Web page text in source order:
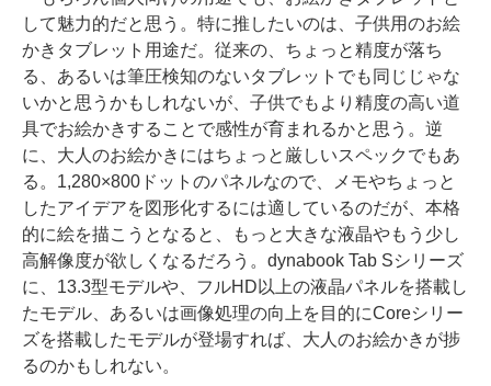
して魅力的だと思う。特に推したいのは、子供用のお絵
かきタブレット用途だ。従来の、ちょっと精度が落ち
る、あるいは筆圧検知のないタブレットでも同じじゃな
いかと思うかもしれないが、子供でもより精度の高い道
具でお絵かきすることで感性が育まれるかと思う。逆
に、大人のお絵かきにはちょっと厳しいスペックでもあ
る。1,280×800ドットのパネルなので、メモやちょっと
したアイデアを図形化するには適しているのだが、本格
的に絵を描こうとなると、もっと大きな液晶やもう少し
高解像度が欲しくなるだろう。dynabook Tab Sシリーズ
に、13.3型モデルや、フルHD以上の液晶パネルを搭載し
たモデル、あるいは画像処理の向上を目的にCoreシリー
ズを搭載したモデルが登場すれば、大人のお絵かきが捗
るのかもしれない。